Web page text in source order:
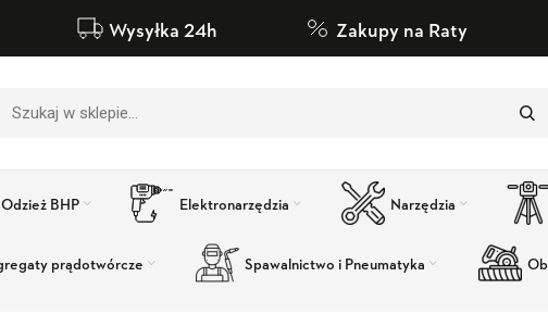
Wysyłka 24h Zakupy na Raty
Odzież BHP Elektronarzędzia Narzędzia
prądotwórcze Spawalnictwo i Pneumatyka